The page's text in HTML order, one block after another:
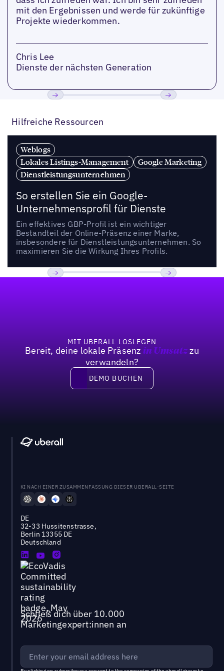
mit den Ergebnissen und werde für zukünftige
Projekte wiederkommen.
Chris Lee
Dienste der nächsten Generation
Hilfreiche Ressourcen
Weblogs
Lokales Listings-Management
Google Marketing
Dienstleistungsunternehmen
So erstellen Sie ein Google-
Unternehmensprofil für Dienste
Ein effektives GBP-Profil ist ein wichtiger
Bestandteil der Online-Präsenz einer Marke,
insbesondere für Dienstleistungsunternehmen. So
maximieren Sie die Wirkung Ihres Profils.
MIT UBERALL LOSLEGEN
Bereit, deine lokale Präsenz in Umsatzzu
verwandeln?
DEMO BUCHEN
DEMO BUCHEN
KI NACH EINER ZUSAMMENFASSUNG DIESER UBERALL-SEITE
DE
32-33 Hussitenstrasse,
Berlin 13355 DE
Deutschland
Schließ dich über 10.000
Marketingexpert:innen an